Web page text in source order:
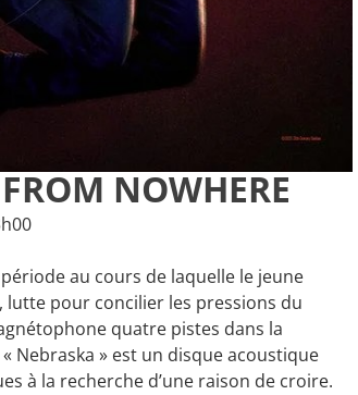
NOWHERE
période au cours de laquelle le jeune
lutte pour concilier les pressions du
quatre pistes dans la
Nebraska » est un disque acoustique
à la recherche d’une raison de croire.